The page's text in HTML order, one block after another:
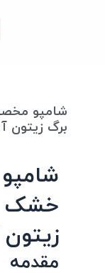
شامپو
برگ زیتون
خشک
مقدمه